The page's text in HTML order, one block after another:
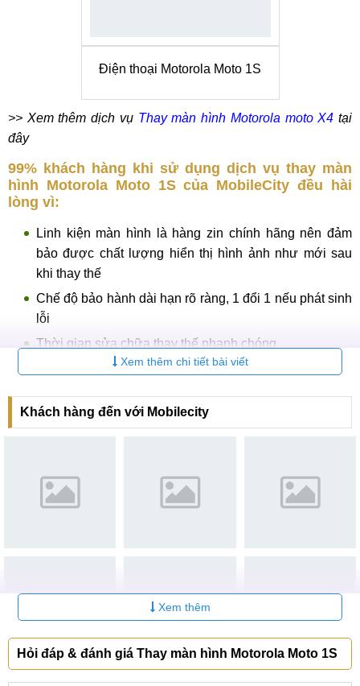
Điện thoại Motorola Moto 1S
>> Xem thêm dịch vụ Thay màn hình Motorola moto X4 tại
đây
99% khách hàng khi sử dụng dịch vụ thay màn
hình Motorola Moto 1S của MobileCity đều hài
lòng vì:
Linh kiện màn hình là hàng zin chính hãng nên đảm
bảo được chất lượng hiển thị hình ảnh như mới sau
khi thay thế
Chế độ bảo hành dài hạn rõ ràng, 1 đổi 1 nếu phát sinh
lỗi
Thời gian sửa chữa thay thế nhanh chóng
Giá dịch vụ tất cả các dòng model đều đảm bảo rẻ nhất
Máy móc kỹ thuật hiện đại, đảm bảo độ chính xác tuyệt
Đội ngũ kỹ thuật viên giàu kinh nghiệm, tư vấn viên
nhiệt tình vì sẵn sàng hỗ trợ khách hàng
Quy trình thay màn hình Motorola Moto 1S nhanh gọn tại
B1:Nhân viên lễ tân đón tiếp khách hàng, lắng nghe mô tả
của khách về tình trạng máy
Xem thêm chi tiết bài viết
Khách hàng đến với Mobilecity
Xem thêm
Hỏi đáp & đánh giá Thay màn hình Motorola Moto 1S